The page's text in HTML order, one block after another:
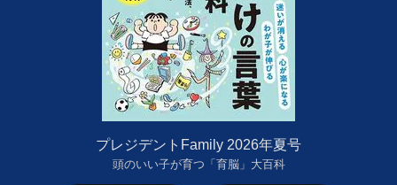
プレジデントFamily 2026年夏号
頭のいい子が育つ「育脳」大百科